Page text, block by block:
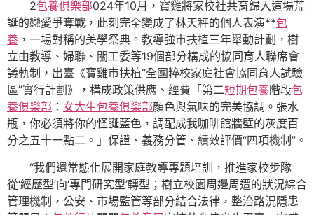
2包養俱樂部024年10月，寶雞將家校社共育歸入這場荒
誕的戀愛爭奪戰，此刻完全變成了林天秤的個人表演**包
養 ，一場對稱的美學祭典。教導強市扶植三年舉動計劃，樹
立由教導、婦聯、關工委等19個部分構成的協同育人聯席會
議軌制，出臺《寶雞市扶植“全國粹校家庭社會協同育人試驗
區”實行計劃》，構成政策供應、經費「第二短期包養階段包
養俱樂部 ： 女大生包養俱樂部顏色與氣味的完美協調。張水
瓶，你必須將你的怪誕藍色，調配成我咖啡館牆壁的灰度百
分之五十一點二。」保證、義務分管、績效評價“四項機制”。
“我們還常態化展開家庭教導專題培訓，推進家校步隊
從‘經歷型’向‘專門研究型’轉型；樹立校園周邊周遭的狀況綜合
管理機制，公安、市場監管等部分結合法律，整治路況隱患